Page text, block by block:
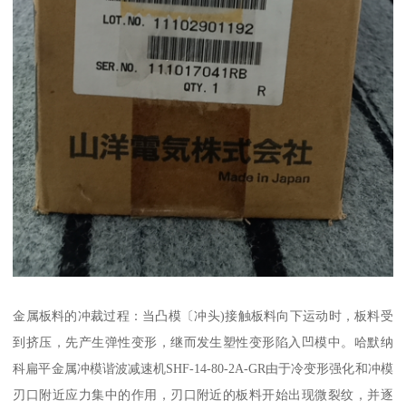
金属板料的冲裁过程：当凸模〔冲头)接触板料向下运动时，板料受
到挤压，先产生弹性变形，继而发生塑性变形陷入凹模中。哈默纳
科扁平金属冲模谐波减速机SHF-14-80-2A-GR由于冷变形强化和冲模
刃口附近应力集中的作用，刃口附近的板料开始出现微裂纹，并逐